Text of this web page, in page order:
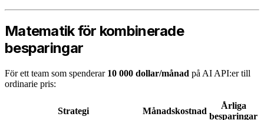
Matematik för kombinerade
besparingar
För ett team som spenderar 10 000 dollar/månad på AI API:er till
ordinarie pris:
Strategi Månadskostnad
Årliga
besparingar